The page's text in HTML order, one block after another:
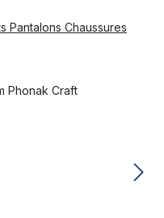
Pantalons Chaussures